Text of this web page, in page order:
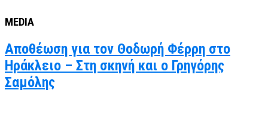
MEDIA
Αποθέωση για τον Θοδωρή Φέρρη στο
Ηράκλειο – Στη σκηνή και ο Γρηγόρης
Σαμόλης